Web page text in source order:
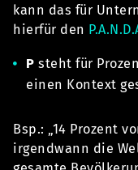
kann das für
hierfür den
P steht für
einen Kontext
Bsp.: „14 Prozent
irgendwann die